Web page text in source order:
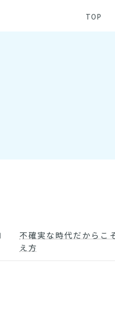
TOP
不確実な時代だからこ
え方